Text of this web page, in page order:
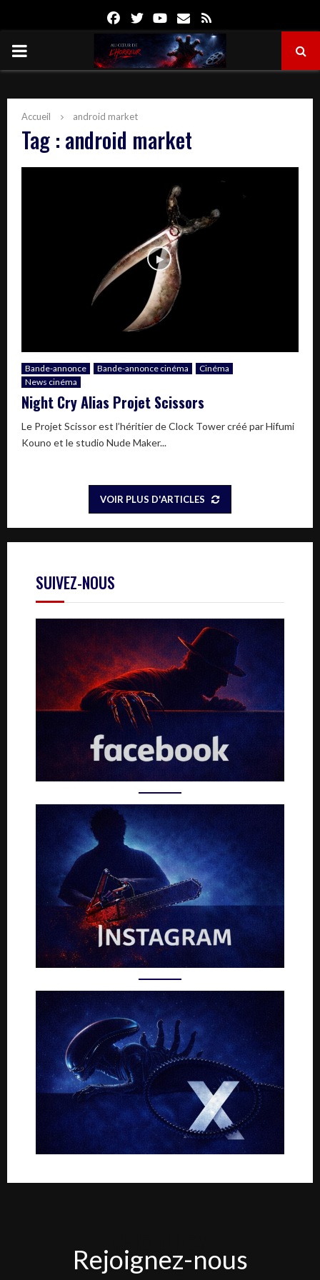
FacebookTwitterYoutube
Email
PRIMARY
Accueil android market
Tag : android market
Bande-annonce Bande-annonce cinéma
Cinéma
News cinéma
Night Cry Alias Projet Scissors
Le Projet Scissor est l’héritier de Clock Tower créé par Hifumi
Kouno et le studio Nude Maker...
VOIR PLUS D'ARTICLES
SUIVEZ-NOUS
nous
Rejoignez-nous